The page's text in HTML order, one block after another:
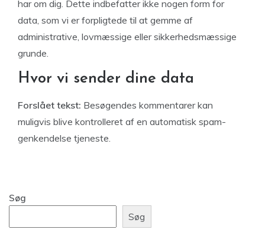
har om dig. Dette indbefatter ikke nogen form for
data, som vi er forpligtede til at gemme af
administrative, lovmæssige eller sikkerhedsmæssige
grunde.
Hvor vi sender dine data
Forslået tekst: Besøgendes kommentarer kan
muligvis blive kontrolleret af en automatisk spam-
genkendelse tjeneste.
Søg
Søg